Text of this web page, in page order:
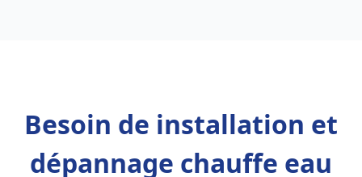
Besoin de installation et
dépannage chauffe eau